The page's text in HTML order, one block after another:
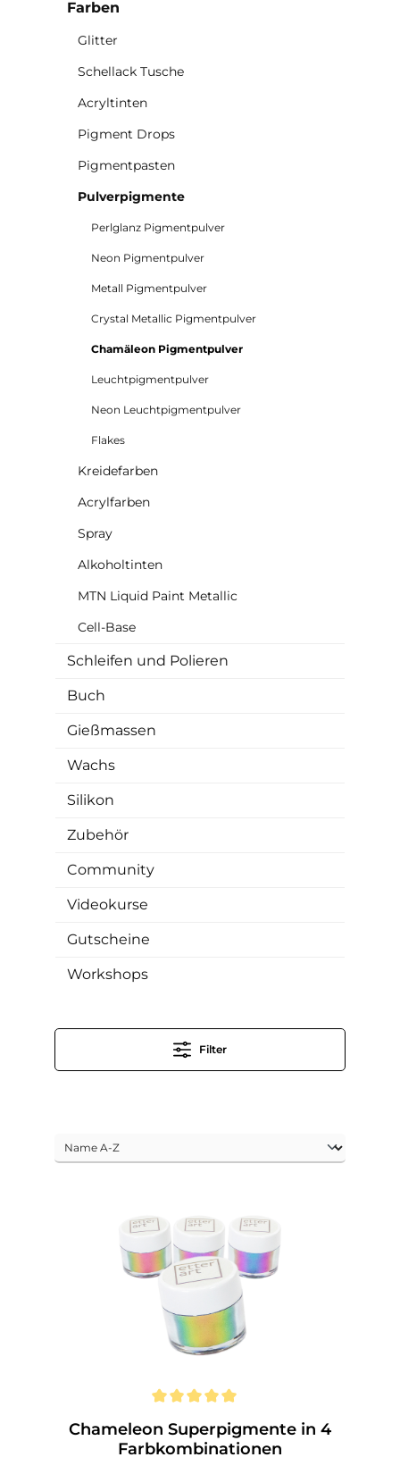
Farben
Glitter
Schellack Tusche
Acryltinten
Pigment Drops
Pigmentpasten
Pulverpigmente
Perlglanz Pigmentpulver
Neon Pigmentpulver
Metall Pigmentpulver
Crystal Metallic Pigmentpulver
Chamäleon Pigmentpulver
Leuchtpigmentpulver
Neon Leuchtpigmentpulver
Flakes
Kreidefarben
Acrylfarben
Spray
Alkoholtinten
MTN Liquid Paint Metallic
Cell-Base
Schleifen und Polieren
Buch
Gießmassen
Wachs
Silikon
Zubehör
Community
Videokurse
Gutscheine
Workshops
Filter
Chameleon Superpigmente in 4
Farbkombinationen